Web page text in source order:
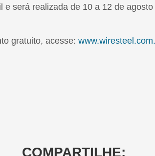
será realizada de 10 a 12 de
gratuito, acesse:
COMPARTILHE: